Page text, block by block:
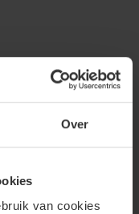
Over
van cookies